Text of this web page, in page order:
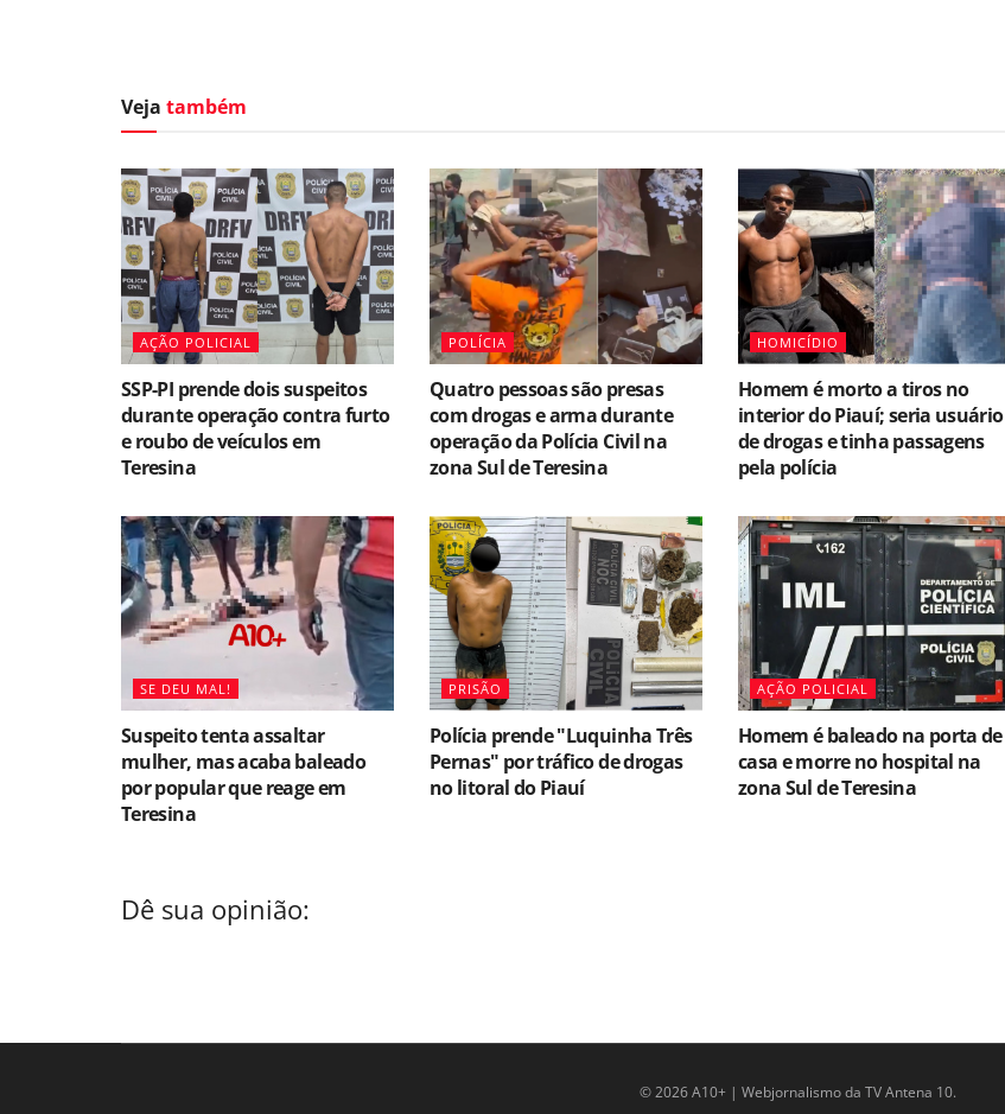
Veja também
AÇÃO POLICIAL
SSP-PI prende dois suspeitos
durante operação contra furto
e roubo de veículos em
Teresina
POLÍCIA
Quatro pessoas são presas
com drogas e arma durante
operação da Polícia Civil na
zona Sul de Teresina
HOMICÍDIO
Homem é morto a tiros no
interior do Piauí; seria usuário
de drogas e tinha passagens
pela polícia
SE DEU MAL!
Suspeito tenta assaltar
mulher, mas acaba baleado
por popular que reage em
Teresina
PRISÃO
Polícia prende "Luquinha Três
Pernas" por tráfico de drogas
no litoral do Piauí
AÇÃO POLICIAL
Homem é baleado na porta de
casa e morre no hospital na
zona Sul de Teresina
Dê sua opinião:
© 2026 A10+ | Webjornalismo da TV Antena 10.